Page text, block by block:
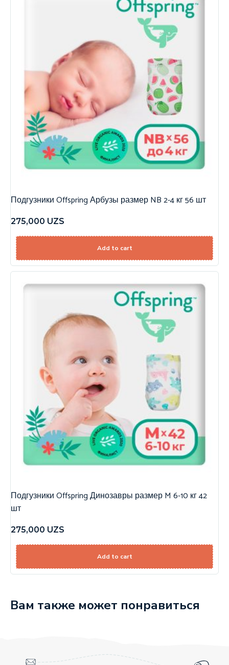
Подгузники Offspring Арбузы размер NB 2-4 кг 56 шт
275,000 UZS
Add to cart
Подгузники Offspring Динозавры размер M 6-10 кг 42
шт
275,000 UZS
Add to cart
Вам также может понравиться